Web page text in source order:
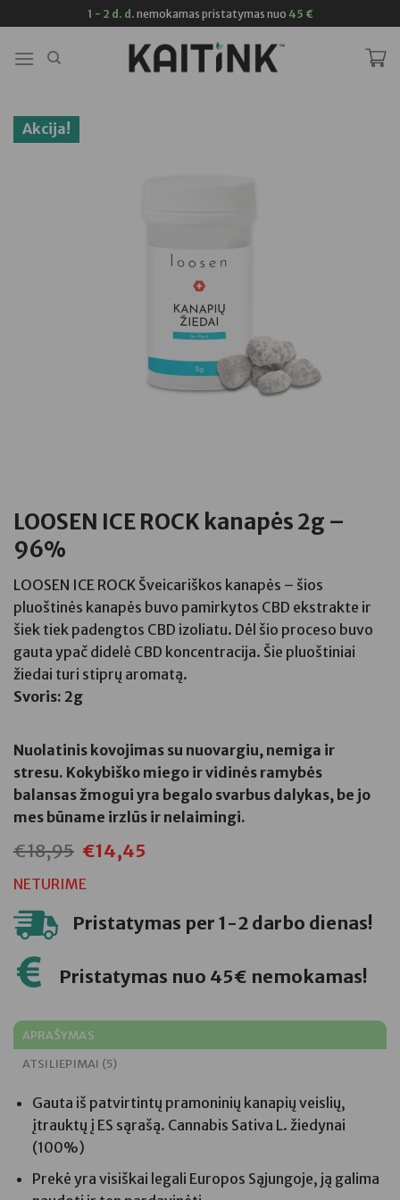
content
1 - 2 d. d. nemokamas pristatymas nuo 45 €
Akcija!
LOOSEN ICE ROCK kanapės 2g –
96%
LOOSEN ICE ROCK Šveicariškos kanapės – šios
pluoštinės kanapės buvo pamirkytos CBD ekstrakte ir
šiek tiek padengtos CBD izoliatu. Dėl šio proceso buvo
gauta ypač didelė CBD koncentracija. Šie pluoštiniai
žiedai turi stiprų aromatą.
Svoris: 2g
Nuolatinis kovojimas su nuovargiu, nemiga ir
stresu. Kokybiško miego ir vidinės ramybės
balansas žmogui yra begalo svarbus dalykas, be jo
mes būname irzlūs ir nelaimingi.
€18,95 Original
was:
€18,95.
€14,45
NETURIME
Pristatymas per 1-2 darbo dienas!
Pristatymas nuo 45€ nemokamas!
APRAŠYMAS
ATSILIEPIMAI (5)
Gauta iš patvirtintų pramoninių kanapių veislių,
įtrauktų į ES sąrašą. Cannabis Sativa L. žiedynai
(100%)
Prekė yra visiškai legali Europos Sąjungoje, ją galima